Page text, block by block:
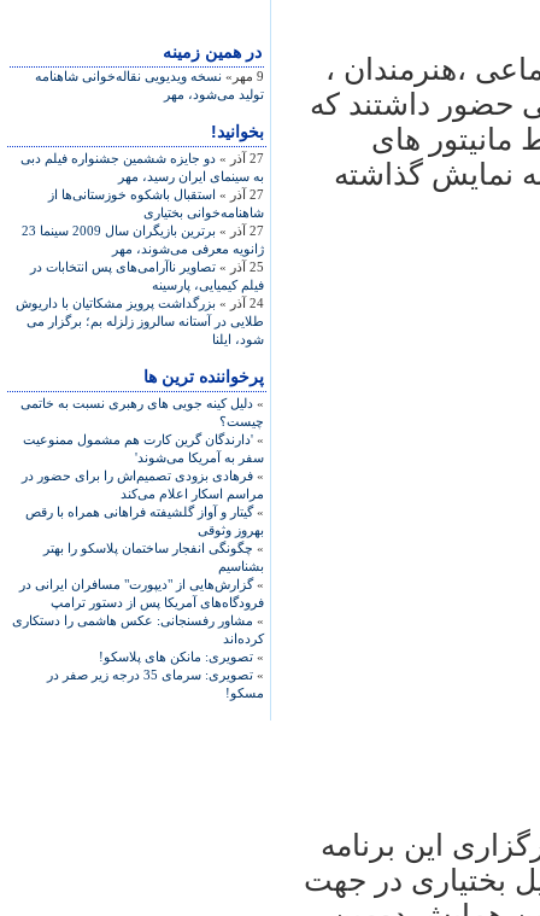
در همين زمينه
9 مهر»
نسخه ویدیویی نقاله‌خوانی شاهنامه
تولید می‌شود، مهر
بخوانید!
27 آذر »
دو جایزه ششمین جشنواره فیلم دبی
به سینمای ایران رسید، مهر
27 آذر »
استقبال باشکوه خوزستانی‌ها از
شاهنامه‌خوانی بختياری
27 آذر »
برترین بازیگران سال 2009 سینما 23
ژانویه معرفی می‌شوند، مهر
25 آذر »
تصاویر ناآرامی‌های پس انتخابات در
فیلم کیمیایی، پارسینه
24 آذر »
بزرگداشت پرويز مشکاتيان با داريوش
طلايی در آستانه سالروز زلزله بم؛ برگزار می
شود، ايلنا
پرخواننده ترین ها
» دلیل کینه جویی های رهبری نسبت به خاتمی
چیست؟
» 'دارندگان گرین کارت هم مشمول ممنوعیت
سفر به آمریکا می‌شوند'
» فرهادی بزودی تصمیم‌اش را برای حضور در
مراسم اسکار اعلام می‌کند
»گیتار و آواز گلشیفته فراهانی همراه با رقص
بهروز وثوقی
» چگونگی انفجار ساختمان پلاسکو را بهتر
بشناسیم
»گزارش‌هایی از "دیپورت" مسافران ایرانی در
فرودگاه‌های آمریکا پس از دستور ترامپ
» مشاور رفسنجانی: عکس هاشمی را دستکاری
کرده‌اند
» تصویری: مانکن های پلاسکو!
»
تصویری: سرمای 35 درجه زیر صفر در
مسکو!
،هنرمندان ،
خوزستانی حضور داشتند که
مانيتور های
نمايش گذاشته
اين برنامه
بختياری در جهت